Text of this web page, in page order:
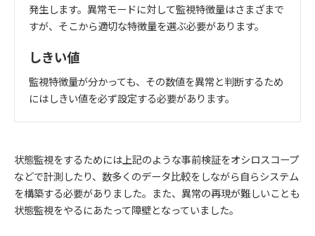
発生します。異常モードに対して監視特徴量はさまざまで
すが、そこから適切な特徴量を選ぶ必要があります。
しきい値
監視特徴量が分かっても、その数値を異常と判断するため
にはしきい値を必ず設定する必要があります。
状態監視をするためには上記のような事前検証をオシロスコープ
などで計測したり、数多くのデータ比較をしながら自らシステム
を構築する必要がありました。また、異常の再現が難しいことも
状態監視をやるにあたって障壁となっていました。